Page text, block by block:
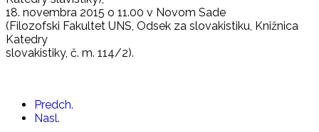
18. novembra 2015 o 11.00 v Novom Sade
(Filozofski Fakultet UNS, Odsek za slovakistiku, Knižnica
Katedry
slovakistiky, č. m. 114/2).
Predch.
Nasl.